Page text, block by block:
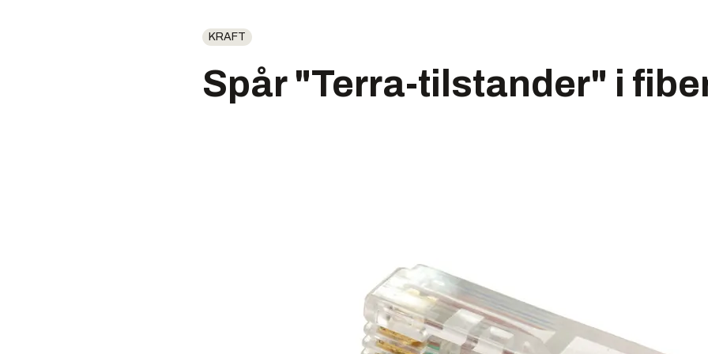
KRAFT
Spår "Terra-tilstander" i